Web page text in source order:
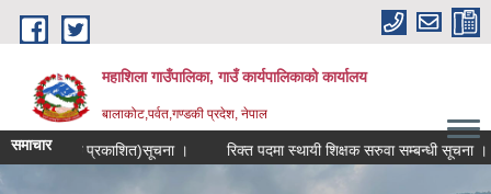
Skip to main content
महाशिला गाउँपालिका, गाउँ कार्यपालिकाको कार्यालय
बालाकोट,पर्वत,गण्डकी प्रदेश, नेपाल
समाचारपटक प्रकाशित)सूचना । रिक्त पदमा स्थायी शिक्षक सरुवा सम्बन्धी सूचना । (श्री